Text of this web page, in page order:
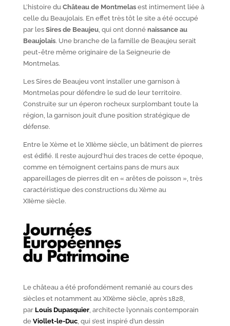
L’histoire duChâteau de Montmelasest intimement liée à
celle du Beaujolais. En effet très tôt le site a été occupé
par les Sires de Beaujeu, qui ont donné naissance au
Beaujolais. Une branche de la famille de Beaujeu serait
peut-être même originaire de la Seigneurie de
Montmelas.
Les Sires de Beaujeu vont installer une garnison à
Montmelas pour défendre le sud de leur territoire.
Construite sur un éperon rocheux surplombant toute la
région, la garnison jouit d’une position stratégique de
défense.
Entre le Xèmeet le XIIèmesiècle, un bâtiment de pierres
est édifié. Il reste aujourd’hui des traces de cette époque,
comme en témoignent certains pans de murs aux
appareillages de pierres dit en « arêtes de poisson », très
caractéristique des constructions du Xèmeau
XIIèmesiècle.
Le château a été profondément remanié au cours des
siècles et notamment au XIXèmesiècle, après 1828,
par Louis Dupasquier, architecte lyonnais contemporain
de Viollet-le-Duc, qui s’est inspiré d’un dessin